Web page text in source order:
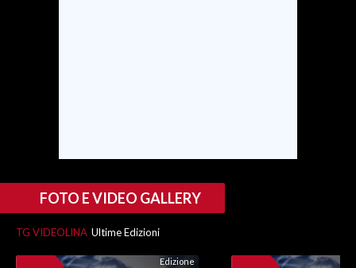
FOTO E VIDEO GALLERY
TG VIDEOLINA Ultime Edizioni
Edizione